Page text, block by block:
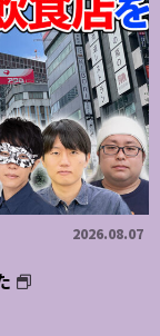
2026.08.07